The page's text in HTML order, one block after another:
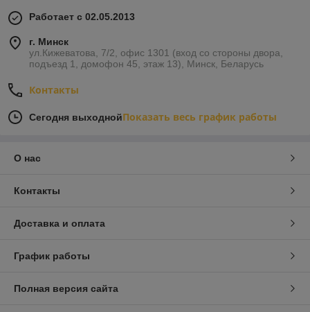
Работает с 02.05.2013
г. Минск
ул.Кижеватова, 7/2, офис 1301 (вход со стороны двора,
подъезд 1, домофон 45, этаж 13), Минск, Беларусь
Контакты
Сегодня выходнойПоказать весь график работы
О нас
Контакты
Доставка и оплата
График работы
Полная версия сайта